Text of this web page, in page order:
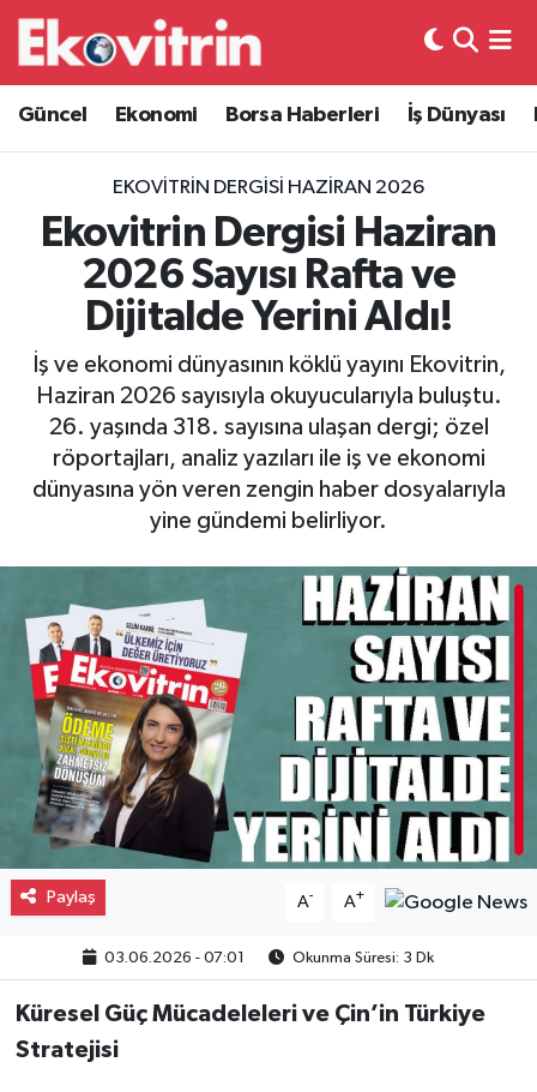
Güncel Ekonomi Borsa Haberleri İş Dünyası
EKOVITRIN DERGISI HAZIRAN 2026
Ekovitrin Dergisi Haziran
2026 Sayısı Rafta ve
Dijitalde Yerini Aldı!
İş ve ekonomi dünyasının köklü yayını Ekovitrin,
Haziran 2026 sayısıyla okuyucularıyla buluştu.
26. yaşında 318. sayısına ulaşan dergi; özel
röportajları, analiz yazıları ile iş ve ekonomi
dünyasına yön veren zengin haber dosyalarıyla
yine gündemi belirliyor.
Paylaş A- A+
03.06.2026 - 07:01 Okunma Süresi: 3 Dk
Küresel Güç Mücadeleleri ve Çin’in Türkiye
Stratejisi
Güncel
Ekonomi
Borsa Haberleri
İş Dünyası
Lojistik
Otovitrin
Asayiş
Magazin
Spor
Eğitim
Hava Durumu
Trafik Durumu
Süper Lig Puan Durumu ve Fikstür
Tüm Manşetler
Son Dakika Haberleri
Haber Arşivi